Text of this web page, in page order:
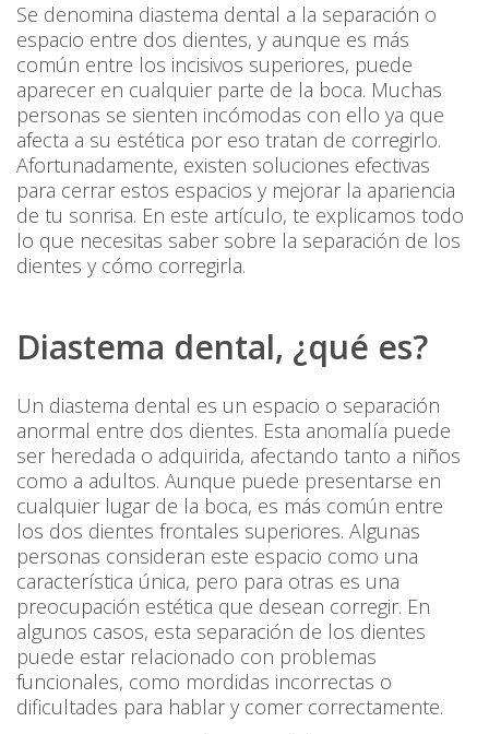
Se denomina diastema dental a la separación o
espacio entre dos dientes, y aunque es más
común entre los incisivos superiores, puede
aparecer en cualquier parte de la boca. Muchas
personas se sienten incómodas con ello ya que
afecta a su estética por eso tratan de corregirlo.
Afortunadamente, existen soluciones efectivas
para cerrar estos espacios y mejorar la apariencia
de tu sonrisa. En este artículo, te explicamos todo
lo que necesitas saber sobre la separación de los
dientes y cómo corregirla.
Diastema dental, ¿qué es?
Un diastema dental es un espacio o separación
anormal entre dos dientes. Esta anomalía puede
ser heredada o adquirida, afectando tanto a niños
como a adultos. Aunque puede presentarse en
cualquier lugar de la boca, es más común entre
los dos dientes frontales superiores. Algunas
personas consideran este espacio como una
característica única, pero para otras es una
preocupación estética que desean corregir. En
algunos casos, esta separación de los dientes
puede estar relacionado con problemas
funcionales, como mordidas incorrectas o
dificultades para hablar y comer correctamente.